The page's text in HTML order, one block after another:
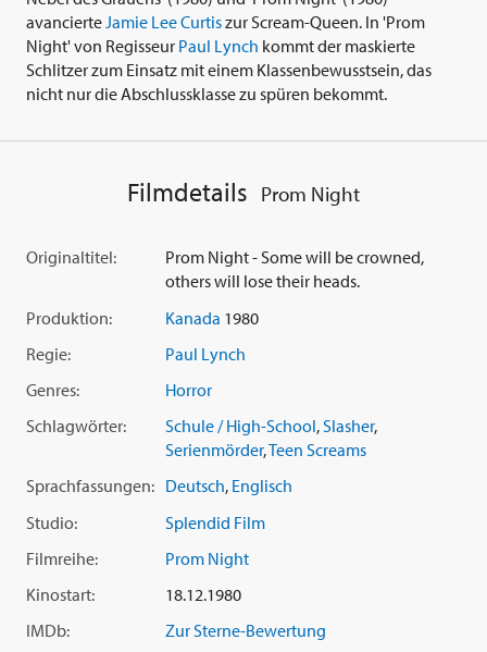
avancierteJamie Lee Curtiszur Scream-Queen. In 'Prom
Night' von Regisseur Paul Lynch kommt der maskierte
Schlitzer zum Einsatz mit einem Klassenbewusstsein, das
nicht nur die Abschlussklasse zu spüren bekommt.
Filmdetails Prom Night
Originaltitel:
Prom Night - Some will be crowned,
others will lose their heads.
Produktion:
Kanada 1980
Regie:
Paul Lynch
Genres:
Horror
Schlagwörter:
Schule / High-School,Slasher,
Serienmörder,Teen Screams
Sprachfassungen: Deutsch, Englisch
Studio:
Splendid Film
Filmreihe:
Prom Night
Kinostart:
18.12.1980
IMDb:
Zur Sterne-Bewertung